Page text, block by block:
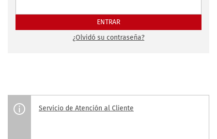
¿Olvidó su contraseña?
Servicio de Atención al Cliente